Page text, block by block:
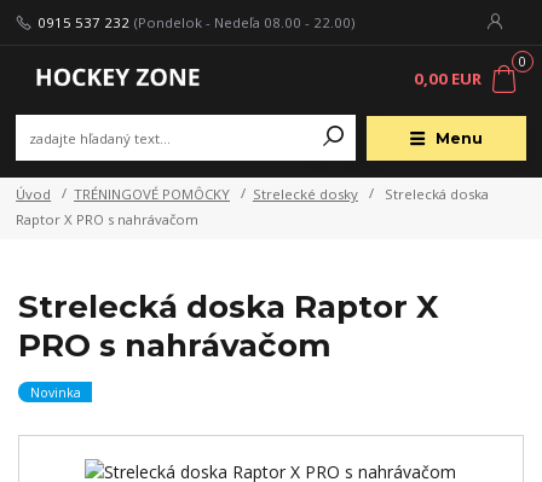
Menu
0915 537 232 (Pondelok - Nedeľa 08.00 - 22.00)
0
0,00 EUR
Úvod TRÉNINGOVÉ POMÔCKY Strelecké dosky
Strelecká doska
Raptor X PRO s nahrávačom
Strelecká doska Raptor X
PRO s nahrávačom
Novinka